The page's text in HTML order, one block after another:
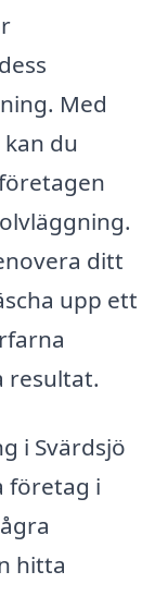
Med
du
ditt
upp ett
resultat.
i Svärdsjö
företag i
hitta